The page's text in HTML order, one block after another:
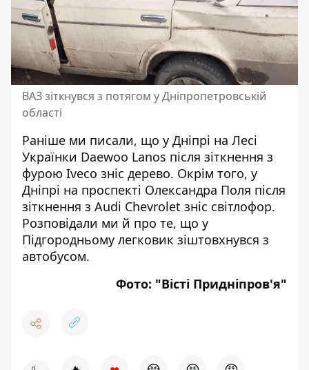
ВАЗ зіткнувся з потягом у Дніпропетровській
області
Раніше ми писали, що у Дніпрі на Лесі
Українки Daewoo Lanos після зіткнення з
фурою Iveco зніс дерево. Окрім того, у
Дніпрі на проспекті Олександра Поля після
зіткнення з Audi Chevrolet зніс світлофор.
Розповідали ми й про те, що у
Підгородньому легковик зіштовхнувся з
автобусом.
Фото: "Вісті Придніпров'я"